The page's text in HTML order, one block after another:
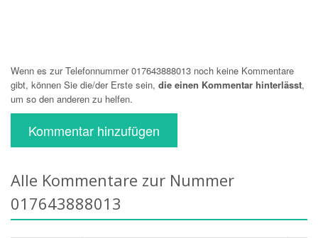
Wenn es zur Telefonnummer 017643888013 noch keine Kommentare
gibt, können Sie die/der Erste sein, die einen Kommentar hinterlässt,
um so den anderen zu helfen.
Kommentar hinzufügen
Alle Kommentare zur Nummer
017643888013